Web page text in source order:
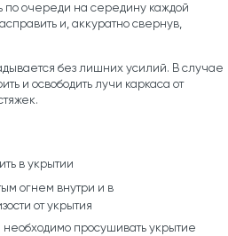
по очереди на середину каждой
и, аккуратно свернув,
без лишних усилий. В случае
и освободить лучи каркаса от
в укрытии
огнем внутри и в
от укрытия
просушивать укрытие